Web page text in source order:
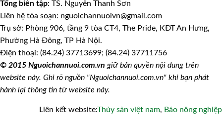
Tổng biên tập: TS. Nguyễn Thanh Sơn
Liên hệ tòa soạn: nguoichannuoivn@gmail.com
Trụ sở: Phòng 906, tầng 9 tòa CT4, The Pride, KĐT An Hưng,
Phường Hà Đông, TP Hà Nội.
Điện thoại: (84.24) 37713699; (84.24) 37711756
© 2015 Nguoichannuoi.com.vn giữ bản quyền nội dung trên
website này. Ghi rõ nguồn "Nguoichannuoi.com.vn" khi bạn phát
hành lại thông tin từ website này.
Liên kết website:Thủy sản việt nam, Báo nông nghiệp